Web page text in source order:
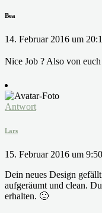
Bea
14. Februar 2016 um
Nice Job ? Also von
Antwort
Lars
15. Februar 2016 um 9:50
Dein neues Design
aufgeräumt und clean.
erhalten. 🙂